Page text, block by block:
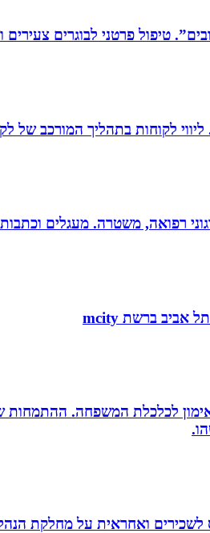
מגיל 20 המתמודדים עם קשיים במישור
ליווי לקוחות בתהליך המורכב
רפואה, משטרה. מעגלים
ואימון לכלכלת המשפחה.
לשכירים ואחראית על מחלקת